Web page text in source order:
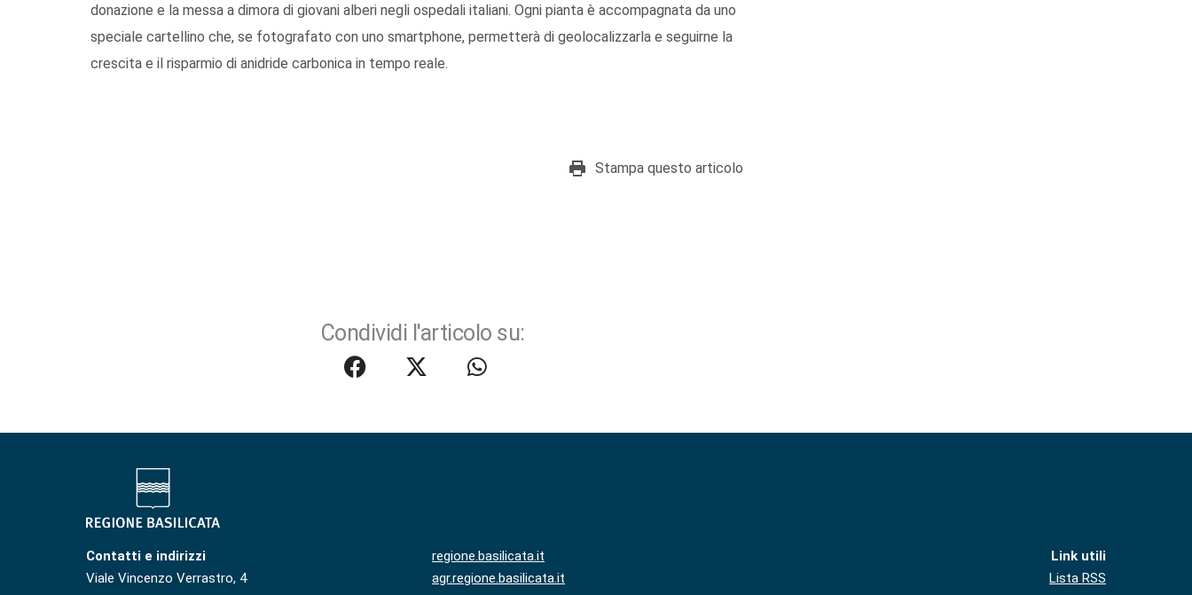
donazione e la messa a dimora di giovani alberi negli ospedali italiani. Ogni pianta è accompagnata da uno
speciale cartellino che, se fotografato con uno smartphone, permetterà di geolocalizzarla e seguirne la
crescita e il risparmio di anidride carbonica in tempo reale.
Stampa questo articolo
Condividi l'articolo su:
Contatti e indirizzi
Viale Vincenzo Verrastro, 4
regione.basilicata.it
agr.regione.basilicata.it
Link utili
Lista RSS